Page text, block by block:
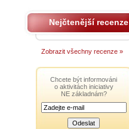
Nejčtenější recenze
Zobrazit všechny recenze »
Chcete být informováni
o aktivitách iniciativy
NE základnám?